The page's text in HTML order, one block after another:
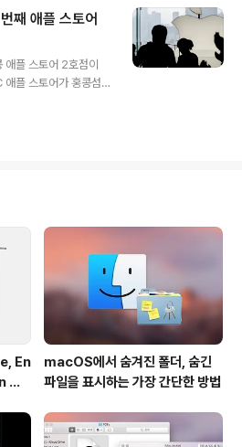
메세지가 뜨며 해당
프로그램 외부에서
의 Ping 서버도 얼마전
플 CEO 팀 쿡(Tim C
플의 기대와 달리 Pin
다.'며 Ping에 대한
째 애플 스토어
애플 스토어 2호점이
애플 스토어가 홍콩섬
통(Kowloon Tong)
지) 기존 애플 스토어
홍콩 시민들과 애플 제
관광객들, 그리고 새 애
중국 스캘퍼들 때문에
애플 스토어가 ..
En
키
macOS에서 숨겨진 폴더, 숨긴
파일을 표시하는 가장 간단한 방법